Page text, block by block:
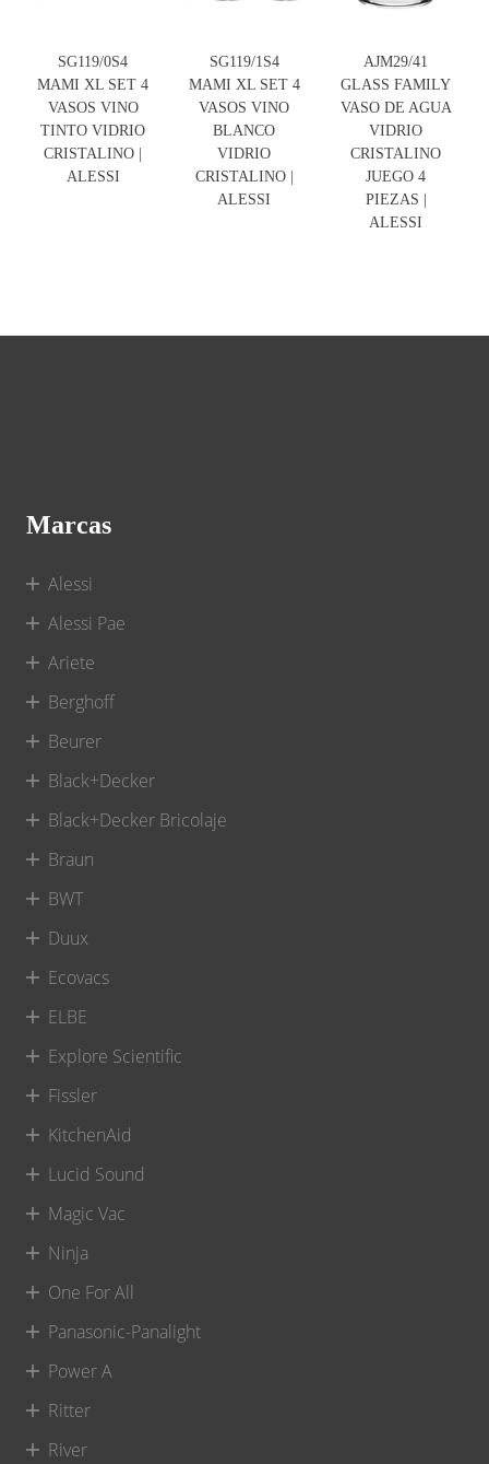
SG119/0S4
MAMI XL SET 4
VASOS VINO
TINTO VIDRIO
CRISTALINO |
ALESSI
SG119/1S4
MAMI XL SET 4
VASOS VINO
BLANCO
VIDRIO
CRISTALINO |
ALESSI
AJM29/41
GLASS FAMILY
VASO DE AGUA
VIDRIO
CRISTALINO
JUEGO 4
PIEZAS |
ALESSI
Marcas
Alessi
Alessi Pae
Ariete
Berghoff
Beurer
Black+Decker
Black+Decker Bricolaje
Braun
BWT
Duux
Ecovacs
ELBE
Explore Scientific
Fissler
KitchenAid
Lucid Sound
Magic Vac
Ninja
One For All
Panasonic-Panalight
Power A
Ritter
River